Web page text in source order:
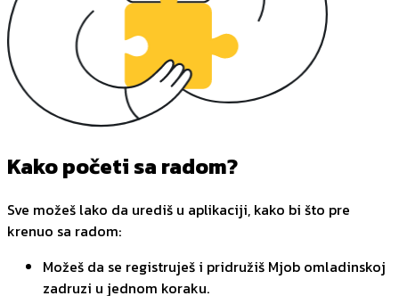
Kako početi sa radom?
Sve možeš lako da urediš u aplikaciji, kako bi što pre
krenuo sa radom:
Možeš da se registruješ i pridružiš Mjob omladinskoj
zadruzi u jednom koraku.